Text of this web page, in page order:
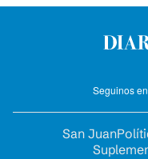
Seguinos
San Juan